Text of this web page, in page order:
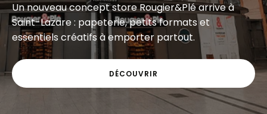
Un nouveau concept store Rougier&Plé arrive à
Saint-Lazare : papeterie, petits formats et
essentiels créatifs à emporter partout.
DÉCOUVRIR